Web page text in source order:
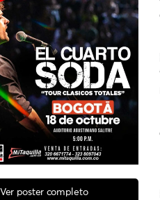
Ver poster completo